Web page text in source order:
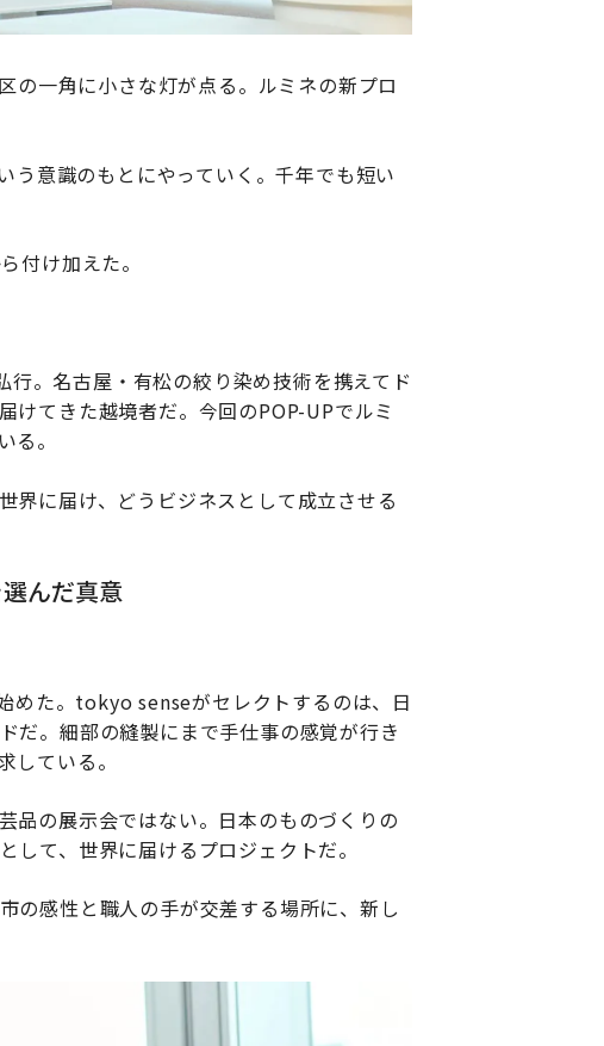
の一角に小さな灯が点る。ルミネの新プロ
う意識のもとにやっていく。千年でも短い
付け加えた。
。名古屋・有松の絞り染め技術を携えてド
けてきた越境者だ。今回のPOP-UPでルミ
。
界に届け、どうビジネスとして成立させる
んだ真意
めた。tokyo senseがセレクトするのは、日
だ。細部の縫製にまで手仕事の感覚が行き
している。
品の展示会ではない。日本のものづくりの
て、世界に届けるプロジェクトだ。
の感性と職人の手が交差する場所に、新し